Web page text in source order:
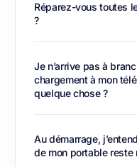
Réparez-vous toutes
?
Je n’arrive pas à
chargement à mon
quelque chose ?
Au démarrage,
de mon portable reste